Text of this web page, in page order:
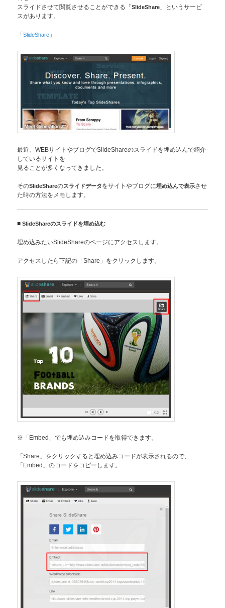
スライドさせて閲覧させることができる「SlideShare 」というサービ
スがあります。
「SlideShare 」
最近、WEBサイトやブログでSlideShareのスライドを埋め込んで紹介
しているサイトを
見ることが多くなってきました。
そのSlideShareのスライドデータをサイトやブログに埋め込んで表示させ
た時の方法をメモします。
■SlideShareのスライドを埋め込む
埋め込みたいSlideShareのページにアクセスします。
アクセスしたら下記の「Share」をクリックします。
※「Embed」でも埋め込みコードを取得できます。
「Share」をクリックすると埋め込みコードが表示されるので、
「Embed」のコードをコピーします。